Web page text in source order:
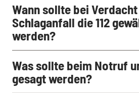
Wann sollte bei
Schlaganfall die 112
werden?
Was sollte beim Notruf
gesagt werden?